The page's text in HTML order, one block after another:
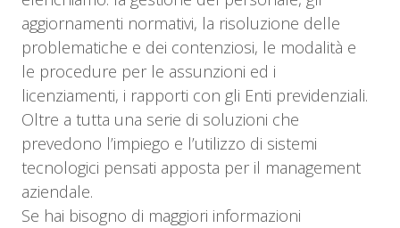
aggiornamenti normativi, la risoluzione delle
problematiche e dei contenziosi, le modalità e
le procedure per le assunzioni ed i
licenziamenti, i rapporti con gli Enti previdenziali.
Oltre a tutta una serie di soluzioni che
prevedono l’impiego e l’utilizzo di sistemi
tecnologici pensati apposta per il management
aziendale.
Se hai bisogno di maggiori informazioni